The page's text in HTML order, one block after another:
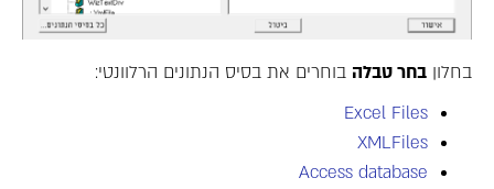
בחלון בחר טבלה בוחרים את בסיס הנתונים הרלוונטי:
Excel Files
XMLFiles
Access database